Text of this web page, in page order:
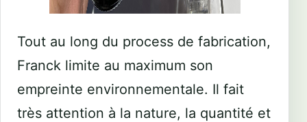
Tout au long du process de fabrication,
Franck limite au maximum son
empreinte environnementale. Il fait
très attention à la nature, la quantité et